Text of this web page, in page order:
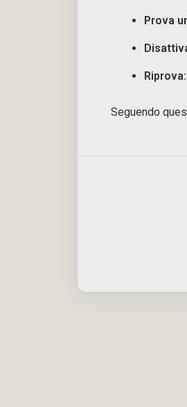
Prova
Riprova:
Seguendo